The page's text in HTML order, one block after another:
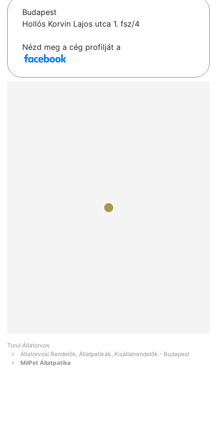
Budapest
Hollós Korvin Lajos utca 1. fsz/4
Nézd meg a cég profilját a
Turul Állatorvos
Állatorvosi Rendelők, Állatpatikák, Kisállatrendelők - Budapest
MilPet Állatpatika